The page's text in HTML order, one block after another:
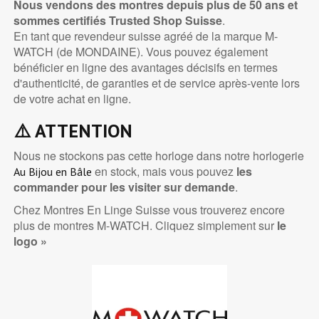
Nous vendons des montres depuis plus de 50 ans et
sommes certifiésTrusted Shop Suisse.
En tant que revendeur suisse agréé de la marque M-
WATCH (de MONDAINE). Vous pouvez également
bénéficier en ligne des avantages décisifs en termes
d'authenticité, de garanties et de service après-vente lors
de votre achat en ligne.
⚠️ATTENTION
Nous ne stockons pas cette horloge dans notre horlogerie
Au Bijou en Bâle en stock, mais vous pouvez les
commander pour les visiter sur demande.
Chez Montres En Linge Suisse vous trouverez encore
plus de montres M-WATCH. Cliquez simplement sur le
logo »